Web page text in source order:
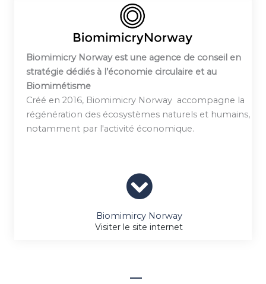
Biomimicry Norway est une agence de conseil en
stratégie dédiés à l’économie circulaire et au
Biomimétisme
Créé en 2016, Biomimicry Norway accompagne la
régénération des écosystèmes naturels et humains,
notamment par l'activité économique.
Biomimircy Norway
Visiter le site internet